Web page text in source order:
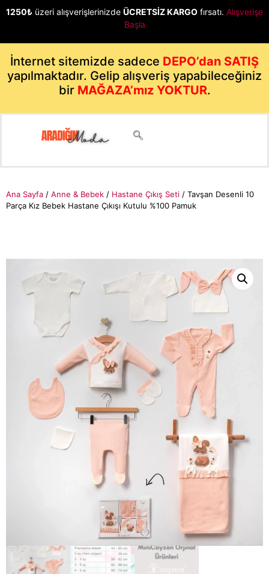
1250₺ üzeri alışverişlerinizde ÜCRETSİZ KARGO fırsatı. Alışverişe
Başla
İnternet sitemizde sadece DEPO’dan SATIŞ
yapılmaktadır. Gelip alışveriş yapabileceğiniz
bir MAĞAZA’mız YOKTUR.
Ana Sayfa / Anne & Bebek / Hastane Çıkış Seti / Tavşan Desenli 10
Parça Kız Bebek Hastane Çıkışı Kutulu %100 Pamuk